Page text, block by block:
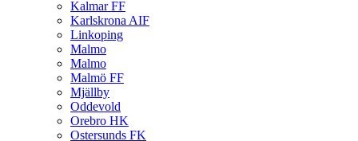
Kalmar FF
Karlskrona AIF
Linkoping
Malmo
Malmo
Malmö FF
Mjällby
Oddevold
Orebro HK
Ostersunds FK